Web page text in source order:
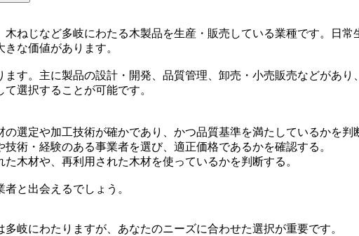
ねじなど多岐にわたる木製品を生産・販売している業種です。日
な価値があります。
す。主に製品の設計・開発、品質管理、卸売・小売販売などがあ
選択することが可能です。
選定や加工技術が確かであり、かつ品質基準を満たしているかを判
術・経験のある事業者を選び、適正価格であるかを確認する。
木材や、再利用された木材を使っているかを判断する。
と出会えるでしょう。
岐にわたりますが、あなたのニーズに合わせた選択が重要です。